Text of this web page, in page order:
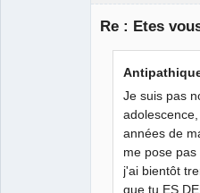
Re : Etes
Je suis pas
années de
me pose
j'ai bientôt
que tu ES